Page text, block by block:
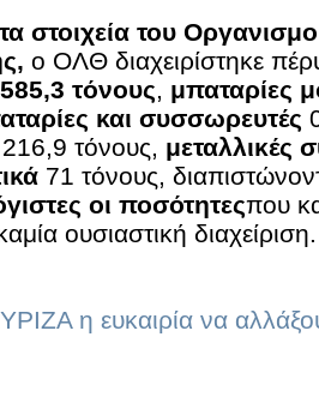
στοιχεία του
ο ΟΛΘ διαχειρίστηκε
585,3 τόνους, μπαταρίες
και συσσωρευτές
216,9 τόνους, μεταλλικές
71 τόνους,
οι ποσότητεςπου
ουσιαστική διαχείριση.
η ευκαιρία να